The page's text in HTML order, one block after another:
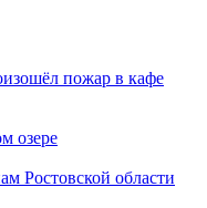
пожар в кафе
озере
Ростовской области